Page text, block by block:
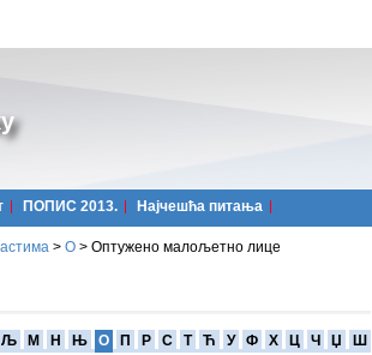
ПОПИС 2013. Најчешћa питања
> О > Оптужено малољетно лице
Љ М Н Њ О П Р С Т Ћ У Ф Х Ц Ч Џ Ш